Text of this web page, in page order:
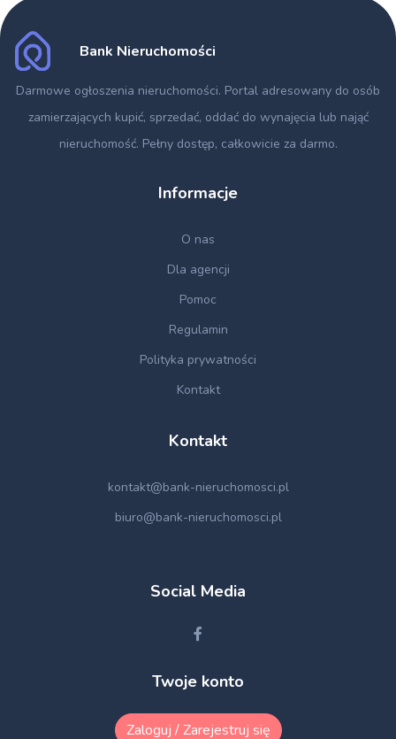
Bank Nieruchomości
Darmowe ogłoszenia nieruchomości. Portal adresowany do osób
zamierzających kupić, sprzedać, oddać do wynajęcia lub nająć
nieruchomość. Pełny dostęp, całkowicie za darmo.
Informacje
O nas
Dla agencji
Pomoc
Regulamin
Polityka prywatności
Kontakt
Kontakt
kontakt@bank-nieruchomosci.pl
biuro@bank-nieruchomosci.pl
Social Media
Twoje konto
Zaloguj / Zarejestruj się